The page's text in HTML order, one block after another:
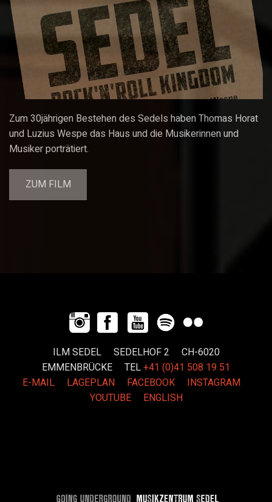
Zum 30jährigen Bestehen des Sedels haben Thomas Horat
und Luzius Wespe das Haus und die Musikerinnen und
Musiker porträtiert.
ZUM FILM
ILM SEDEL SEDELHOF 2 CH-6020
EMMENBRÜCKE TEL+41 (0)41 508 19 51
E-MAIL
LAGEPLAN FACEBOOK
INSTAGRAM
YOUTUBE
ENGLISH